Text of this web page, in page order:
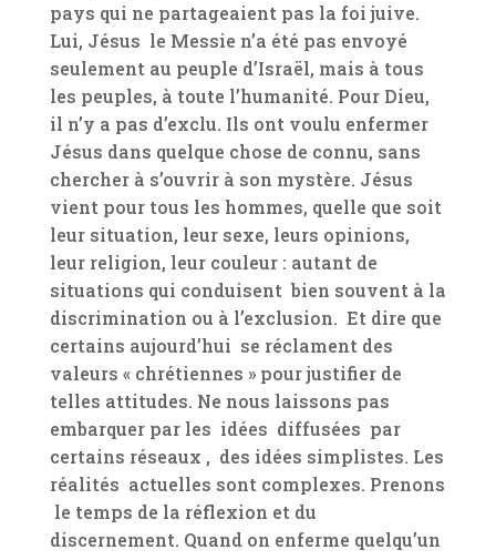
pays qui ne partageaient pas la foi juive.
Lui, Jésus le Messie n’a été pas envoyé
seulement au peuple d’Israël, mais à tous
les peuples, à toute l’humanité. Pour Dieu,
il n’y a pas d’exclu. Ils ont voulu enfermer
Jésus dans quelque chose de connu, sans
chercher à s’ouvrir à son mystère. Jésus
vient pour tous les hommes, quelle que soit
leur situation, leur sexe, leurs opinions,
leur religion, leur couleur : autant de
situations qui conduisent bien souvent à la
discrimination ou à l’exclusion. Et dire que
certains aujourd’hui se réclament des
valeurs « chrétiennes » pour justifier de
telles attitudes. Ne nous laissons pas
embarquer par les idées diffusées par
certains réseaux , des idées simplistes. Les
réalités actuelles sont complexes. Prenons
le temps de la réflexion et du
discernement. Quand on enferme quelqu’un